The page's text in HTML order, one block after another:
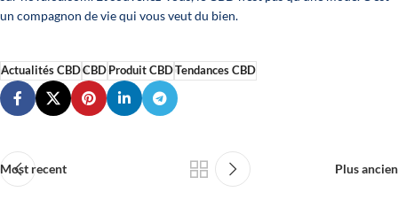
un compagnon de vie qui vous veut du bien.
Actualités CBDCBDProduit CBDTendances CBD
Most recent Plus ancien